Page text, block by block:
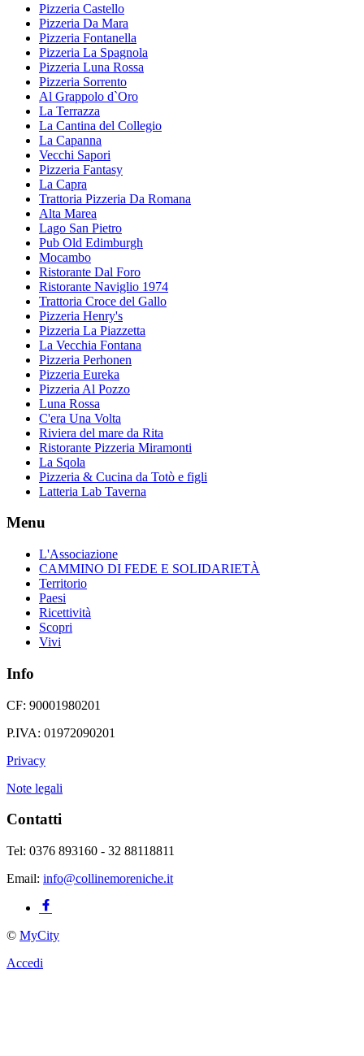
Pizzeria Castello
Pizzeria Da Mara
Pizzeria Fontanella
Pizzeria La Spagnola
Pizzeria Luna Rossa
Pizzeria Sorrento
Al Grappolo d`Oro
La Terrazza
La Cantina del Collegio
La Capanna
Vecchi Sapori
Pizzeria Fantasy
La Capra
Trattoria Pizzeria Da Romana
Alta Marea
Lago San Pietro
Pub Old Edimburgh
Mocambo
Ristorante Dal Foro
Ristorante Naviglio 1974
Trattoria Croce del Gallo
Pizzeria Henry's
Pizzeria La Piazzetta
La Vecchia Fontana
Pizzeria Perhonen
Pizzeria Eureka
Pizzeria Al Pozzo
Luna Rossa
C'era Una Volta
Riviera del mare da Rita
Ristorante Pizzeria Miramonti
La Sqola
Pizzeria & Cucina da Totò e figli
Latteria Lab Taverna
Menu
L'Associazione
CAMMINO DI FEDE E SOLIDARIETÀ
Territorio
Paesi
Ricettività
Scopri
Vivi
Info
CF: 90001980201
P.IVA: 01972090201
Privacy
Note legali
Contatti
Tel: 0376 893160 - 32 88118811
Email: info@collinemoreniche.it
© MyCity
Accedi